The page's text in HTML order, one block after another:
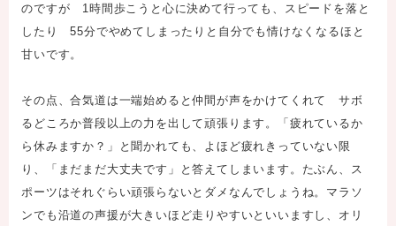
のですが 1時間歩こうと心に決めて行っても、スピードを落と
したり 55分でやめてしまったりと自分でも情けなくなるほと
甘いです。
その点、合気道は一端始めると仲間が声をかけてくれて サボ
るどころか普段以上の力を出して頑張ります。「疲れているか
ら休みますか？」と聞かれても、よほど疲れきっていない限
り、「まだまだ大丈夫です」と答えてしまいます。たぶん、ス
ポーツはそれぐらい頑張らないとダメなんでしょうね。マラソ
ンでも沿道の声援が大きいほど走りやすいといいますし、オリ